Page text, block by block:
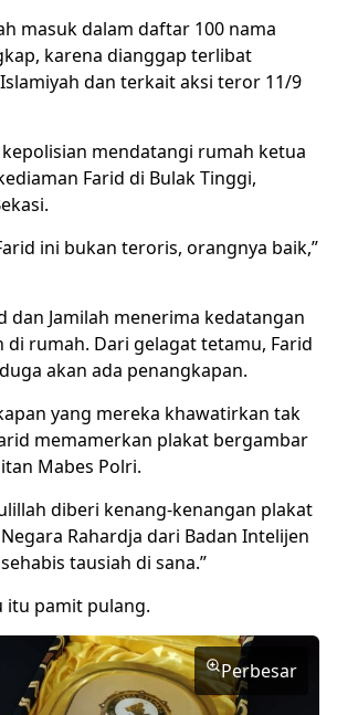
masuk dalam daftar 100 nama
karena dianggap terlibat
dan terkait aksi teror 11/9
mendatangi rumah ketua
Farid di Bulak Tinggi,
ini bukan teroris, orangnya baik,”
dan Jamilah menerima kedatangan
di rumah. Dari gelagat tetamu, Farid
akan ada penangkapan.
yang mereka khawatirkan tak
memamerkan plakat bergambar
Mabes Polri.
diberi kenang-kenangan plakat
Rahardja dari Badan Intelijen
tausiah di sana.”
itu pamit pulang.
Perbesar